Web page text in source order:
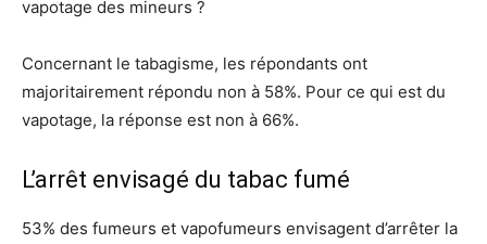
vapotage des mineurs ?
Concernant le tabagisme, les répondants ont
majoritairement répondu non à 58%. Pour ce qui est du
vapotage, la réponse est non à 66%.
L’arrêt envisagé du tabac fumé
53% des fumeurs et vapofumeurs envisagent d’arrêter la